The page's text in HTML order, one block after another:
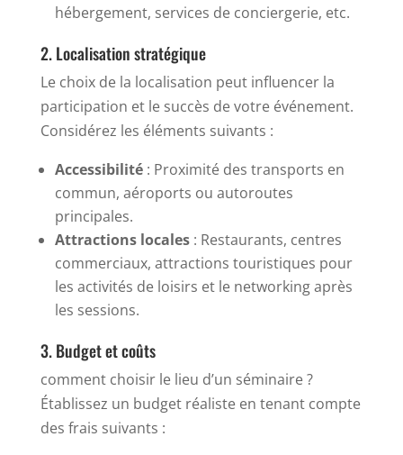
hébergement, services de conciergerie, etc.
2. Localisation stratégique
Le choix de la localisation peut influencer la
participation et le succès de votre événement.
Considérez les éléments suivants :
Accessibilité: Proximité des transports en
commun, aéroports ou autoroutes
principales.
Attractions locales: Restaurants, centres
commerciaux, attractions touristiques pour
les activités de loisirs et le networking après
les sessions.
3. Budget et coûts
comment choisir le lieu d’un séminaire ?
Établissez un budget réaliste en tenant compte
des frais suivants :